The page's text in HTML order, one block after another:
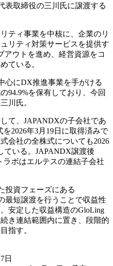
表取締役の三川氏に譲渡する
ティ事業を中核に、企業のリ
リティ対策サービスを提供す
アウトを進め、経営資源をコ
ている。
心にDX推進事業を手がける
94.9%を保有しており、今回
川氏。
て、JAPANDXの子会社であ
2026年3月19日に取得済みで
会社の全株式についても2026
ている。JAPANDX譲渡後
ラボはエルテスの連結子会社
投資フェーズにある
最短譲渡を行うことで収益性
安定した収益構造のGloLing
き連結範囲内に置き、段階的
指す。
日